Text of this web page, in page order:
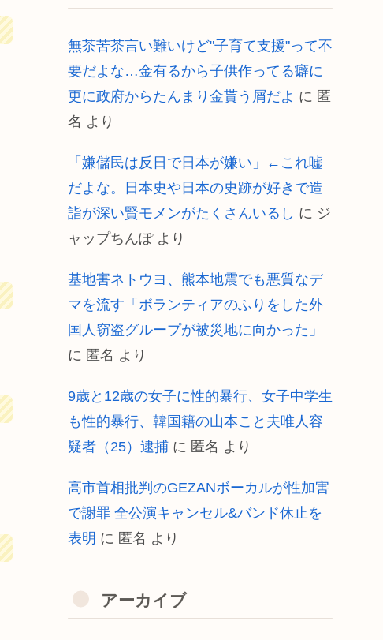
無茶苦茶言い難いけど"子育て支援"って不
要だよな…金有るから子供作ってる癖に
更に政府からたんまり金貰う屑だよ に 匿
名 より
「嫌儲民は反日で日本が嫌い」←これ嘘
だよな。日本史や日本の史跡が好きで造
詣が深い賢モメンがたくさんいるし に ジ
ャップちんぽより
基地害ネトウヨ、熊本地震でも悪質なデ
マを流す「ボランティアのふりをした外
国人窃盗グループが被災地に向かった」
に 匿名 より
9歳と12歳の女子に性的暴行、女子中学生
も性的暴行、韓国籍の山本こと夫唯人容
疑者（25）逮捕 に 匿名 より
高市首相批判のGEZANボーカルが性加害
で謝罪 全公演キャンセル&バンド休止を
表明 に 匿名 より
アーカイブ